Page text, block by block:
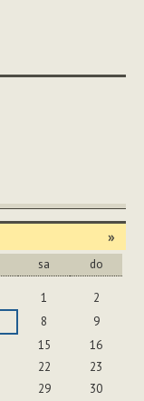
»
sa do
1
2
8
9
15
16
22
23
29
30